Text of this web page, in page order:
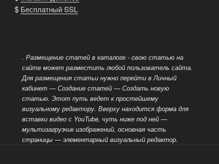
$ Бесплатный SSL
. Размещение статей в каталоге - cвою статью на
сайте может разместить любой пользователь сайта.
Для размещения статьи нужно перейти в Личный
кабинет — Создание статей — Создать новую
статью. Этот путь ведет к простейшему
визуальному редактору. Вверху находится форма для
вставки видео с YouTube, чуть ниже под ней —
мультизагрузчик изображений, основная часть
страницы — элементарный визуальный редактор.